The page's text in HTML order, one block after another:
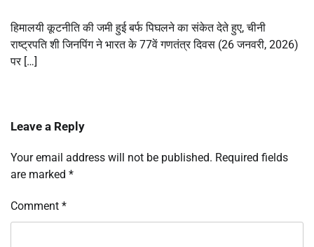
हिमालयी कूटनीति की जमी हुई बर्फ पिघलने का संकेत देते हुए, चीनी
राष्ट्रपति शी जिनपिंग ने भारत के 77वें गणतंत्र दिवस (26 जनवरी, 2026)
पर […]
Leave a Reply
Your email address will not be published. Required fields
are marked *
Comment *